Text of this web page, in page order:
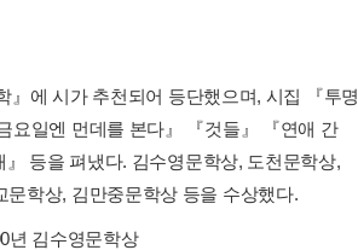
』에 시가 추천되어 등단했으며, 시집 『투명
요일엔 먼데를 본다』 『것들』 『연애 간
등을 펴냈다. 김수영문학상, 도천문학상,
학상, 김만중문학상 등을 수상했다.
년 김수영문학상